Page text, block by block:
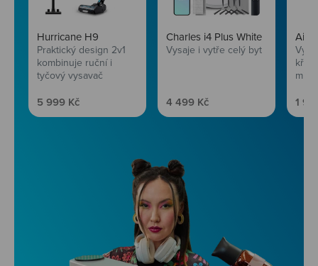
Hurricane H9
Praktický design 2v1
kombinuje ruční i
tyčový vysavač
Prodejní cena
5 999 Kč
Charles i4 Plus White
Vysaje i vytře celý byt
Prodejní cena
4 499 Kč 1